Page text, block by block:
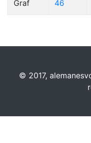
Graf 46
© 2017,